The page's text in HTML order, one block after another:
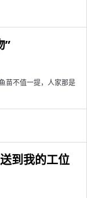
”
苗不值一提，人家那是
到我的工位